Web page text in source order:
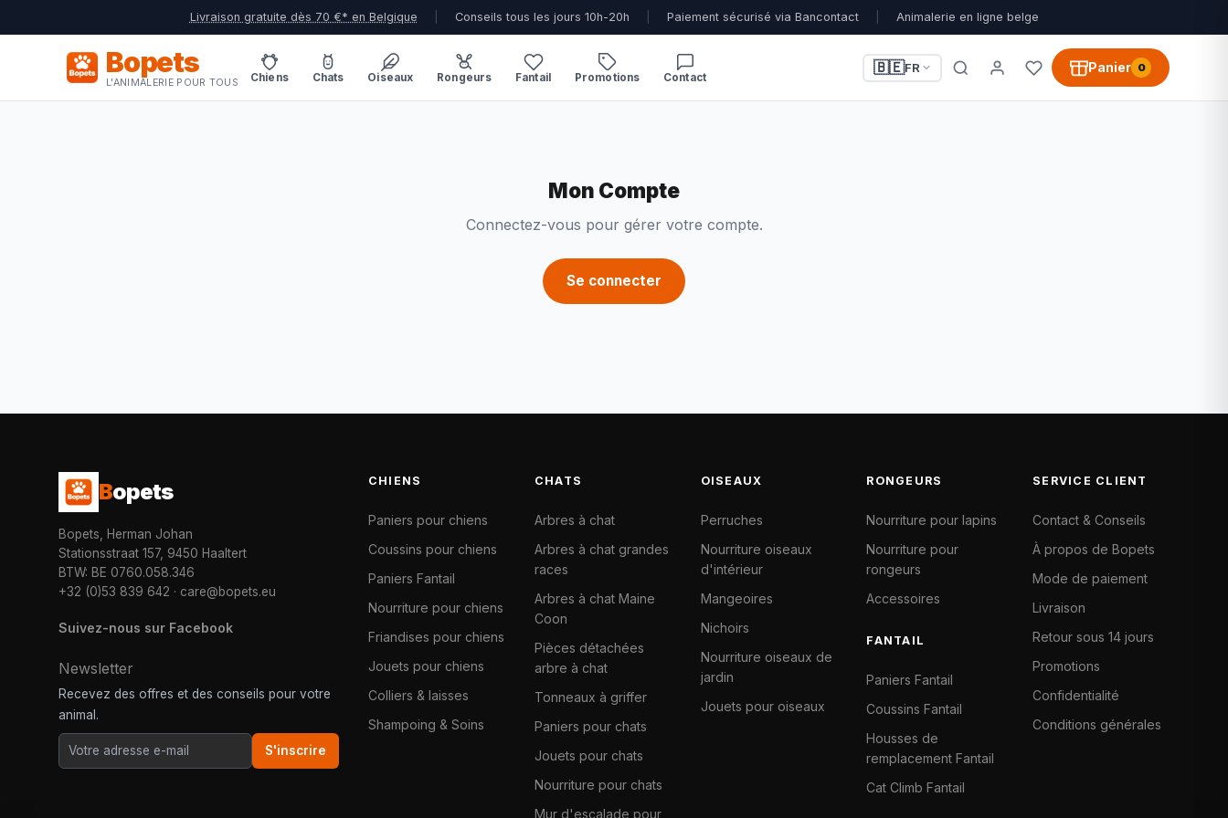
Livraison gratuite dès 70 €* en Belgique Conseils tous les jours 10h-20h Paiement sécurisé via Bancontact Animalerie en ligne belge
Bopets
L'ANIMALERIE POUR TOUS Chiens Chats Oiseaux Rongeurs Fantail Promotions Contact
🇧🇪FR Panier 0
Mon Compte
Connectez-vous pour gérer votre compte.
Se connecter
Bopets
Bopets, Herman Johan
Stationsstraat 157, 9450 Haaltert
BTW: BE 0760.058.346
+32 (0)53 839 642 · care@bopets.eu
Suivez-nous sur Facebook
Newsletter
Recevez des offres et des conseils pour votre
animal.
S'inscrire
CHIENS
Paniers pour chiens
Coussins pour chiens
Paniers Fantail
Nourriture pour chiens
Friandises pour chiens
Jouets pour chiens
Colliers & laisses
Shampoing & Soins
CHATS
Arbres à chat
Arbres à chat grandes
races
Arbres à chat Maine
Coon
Pièces détachées
arbre à chat
Tonneaux à griffer
Paniers pour chats
Jouets pour chats
Nourriture pour chats
Mur d'escalade pour
OISEAUX
Perruches
Nourriture oiseaux
d'intérieur
Mangeoires
Nichoirs
Nourriture oiseaux de
jardin
Jouets pour oiseaux
RONGEURS
Nourriture pour lapins
Nourriture pour
rongeurs
Accessoires
FANTAIL
Paniers Fantail
Coussins Fantail
Housses de
remplacement Fantail
Cat Climb Fantail
SERVICE CLIENT
Contact & Conseils
À propos de Bopets
Mode de paiement
Livraison
Retour sous 14 jours
Promotions
Confidentialité
Conditions générales